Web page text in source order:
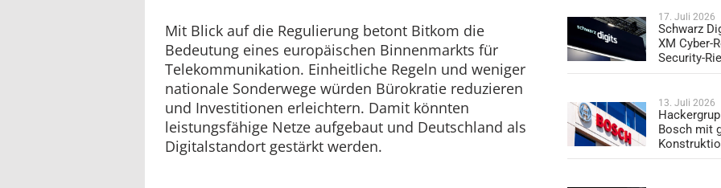
Mit Blick auf die Regulierung betont Bitkom die
Bedeutung eines europäischen Binnenmarkts für
Telekommunikation. Einheitliche Regeln und weniger
nationale Sonderwege würden Bürokratie reduzieren
und Investitionen erleichtern. Damit könnten
leistungsfähige Netze aufgebaut und Deutschland als
Digitalstandort gestärkt werden.
17. Juli 2026
Schwarz
XM Cyber-
Security-
13. Juli 2026
Bosch mit